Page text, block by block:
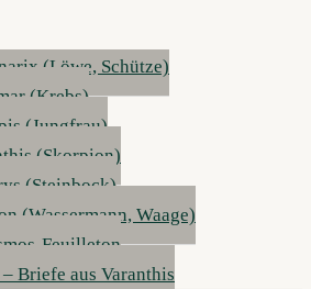
(Löwe, Schütze)
(Krebs)
(Jungfrau)
(Skorpion)
(Steinbock)
(Wassermann, Waage)
Feuilleton
Briefe aus Varanthis